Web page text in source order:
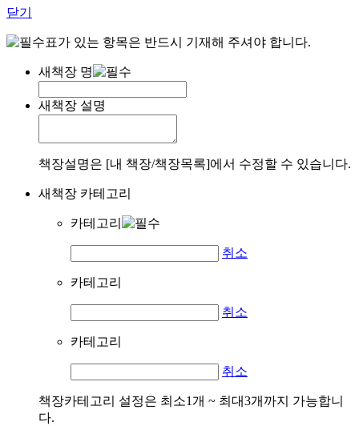
닫기
표가 있는 항목은 반드시 기재해 주셔야 합니다.
새책장 명
새책장 설명
책장설명은 [내 책장/책장목록]에서 수정할 수 있습니다.
새책장 카테고리
카테고리
취소
카테고리
취소
카테고리
취소
책장카테고리 설정은 최소1개 ~ 최대3개까지 가능합니
다.